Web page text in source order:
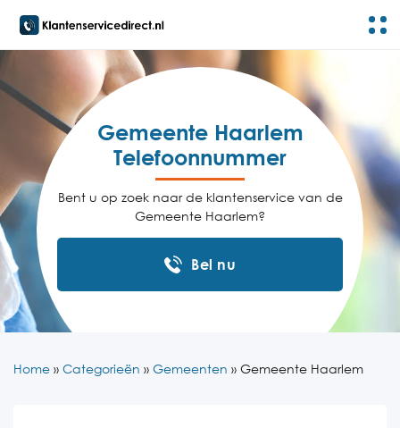
Gemeente Haarlem
Telefoonnummer
Bent u op zoek naar de klantenservice van de
Gemeente Haarlem?
Bel nu
Home » Categorieën » Gemeenten » Gemeente Haarlem